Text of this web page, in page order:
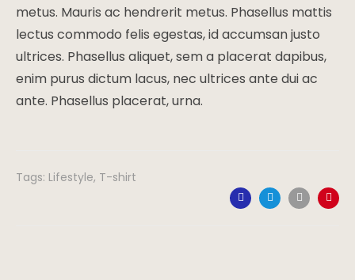
metus. Mauris ac hendrerit metus. Phasellus mattis
lectus commodo felis egestas, id accumsan justo
ultrices. Phasellus aliquet, sem a placerat dapibus,
enim purus dictum lacus, nec ultrices ante dui ac
ante. Phasellus placerat, urna.
Tags: Lifestyle, T-shirt